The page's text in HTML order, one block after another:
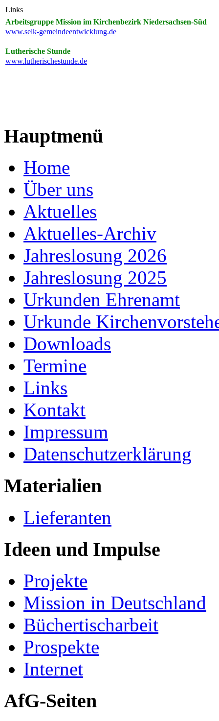
Links
Arbeitsgruppe Mission im Kirchenbezirk Niedersachsen-Süd
www.selk-gemeindeentwicklung.de
Lutherische Stunde
www.lutherischestunde.de
Hauptmenü
Home
Über uns
Aktuelles
Aktuelles-Archiv
Jahreslosung 2026
Jahreslosung 2025
Urkunden Ehrenamt
Urkunde
Downloads
Termine
Links
Kontakt
Impressum
Datenschutzerklärung
Materialien
Lieferanten
Ideen und Impulse
Projekte
Mission in Deutschland
Büchertischarbeit
Prospekte
Internet
AfG-Seiten